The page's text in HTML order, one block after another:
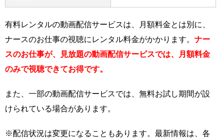
有料レンタルの動画配信サービスは、月額料金とは別に、
ナースのお仕事の視聴にレンタル料金がかかります。 ナー
スのお仕事が、見放題の動画配信サービスでは、月額料金
のみで視聴できてお得です。
また、一部の動画配信サービスでは、無料お試し期間が設
けられている場合があります。
※配信状況は変更になることもあります。最新情報は、各